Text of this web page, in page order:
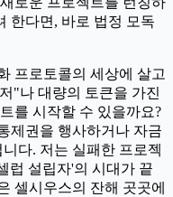
한다면, 바로 법정 모독
프로토콜의 세상에 살고
"나 대량의 토큰을 가진
를 시작할 수 있을까요?
제권을 행사하거나 자금
다. 저는 실패한 프로젝
럽 설립자'의 시대가 끝
셀시우스의 잔해 곳곳에